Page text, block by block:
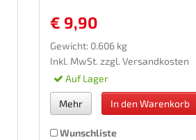
€ 9,90
Gewicht: 0.606 kg
Inkl. MwSt. zzgl. Versandkosten
Auf Lager
Mehr In den Warenkorb
Wunschliste